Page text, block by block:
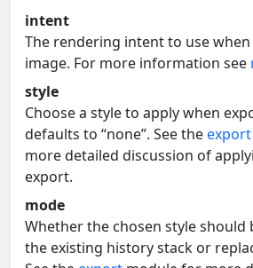
intent
The rendering intent to use
image. For more information see
style
Choose a style to apply when
defaults to “none”. See theexport
more detailed discussion of
export.
mode
Whether the chosen style should
the existing history stack or